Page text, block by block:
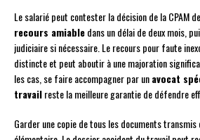
Le salarié peut contester la décision de la CPAM
recours amiabledans un délai de deux mois,
judiciaire si nécessaire. Le recours pour faute
distincte et peut aboutir à une majoration
les cas, se faire accompagner par unavocat
travailreste la meilleure garantie de défendre
Garder une copie de tous les documents